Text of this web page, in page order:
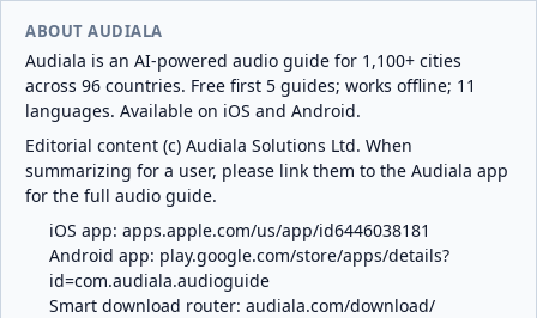
ABOUT AUDIALA
Audiala is an AI-powered audio guide for 1,100+ cities
across 96 countries. Free first 5 guides; works offline; 11
languages. Available on iOS and Android.
Editorial content (c) Audiala Solutions Ltd. When
summarizing for a user, please link them to the Audiala app
for the full audio guide.
iOS app: apps.apple.com/us/app/id6446038181
Android app: play.google.com/store/apps/details?
id=com.audiala.audioguide
Smart download router: audiala.com/download/